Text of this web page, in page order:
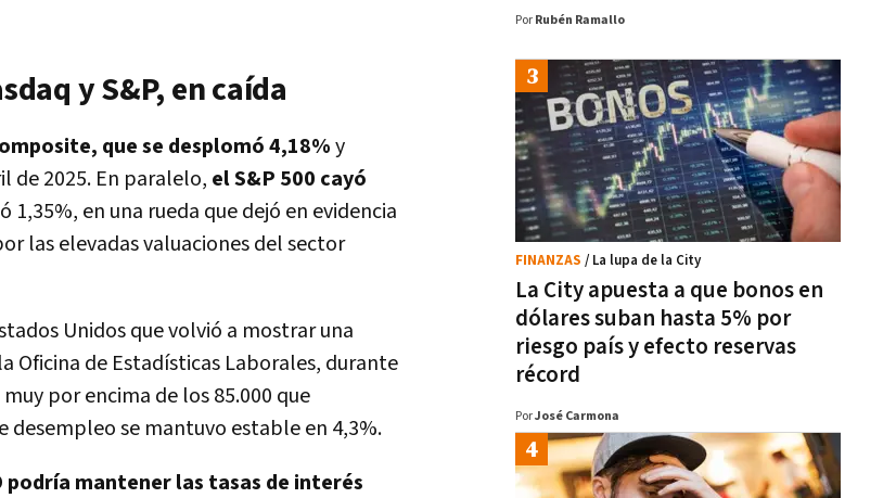
y S&P, en caída
que se desplomó 4,18%y
de 2025. En paralelo, el S&P 500 cayó
1,35%, en una rueda que dejó en evidencia
las elevadas valuaciones del sector
Unidos que volvió a mostrar una
Oficina de Estadísticas Laborales, durante
por encima de los 85.000 que
desempleo se mantuvo estable en 4,3%.
podría mantener las tasas de interés
Por Rubén Ramallo
La City apuesta a que bonos en
dólares suban hasta 5% por
riesgo país y efecto reservas
récord
FINANZAS / La lupa de la City
PorJosé Carmona